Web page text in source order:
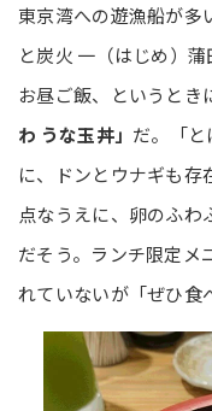
東京湾への遊漁船が多
と炭火 一（はじめ）
お昼ご飯、というとき
わ うな玉丼」 だ。「
に、ドンとウナギも
点なうえに、卵のふわ
だそう。ランチ限定メ
れていないが「ぜひ食